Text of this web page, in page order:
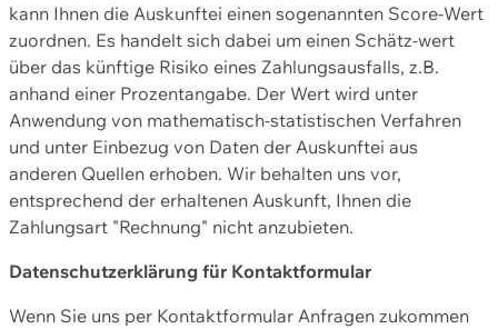
kann Ihnen die Auskunftei einen sogenannten Score-Wert
zuordnen. Es handelt sich dabei um einen Schätz-wert
über das künftige Risiko eines Zahlungsausfalls, z.B.
anhand einer Prozentangabe. Der Wert wird unter
Anwendung von mathematisch-statistischen Verfahren
und unter Einbezug von Daten der Auskunftei aus
anderen Quellen erhoben. Wir behalten uns vor,
entsprechend der erhaltenen Auskunft, Ihnen die
Zahlungsart "Rechnung" nicht anzubieten.
Datenschutzerklärung für Kontaktformular
Wenn Sie uns per Kontaktformular Anfragen zukommen